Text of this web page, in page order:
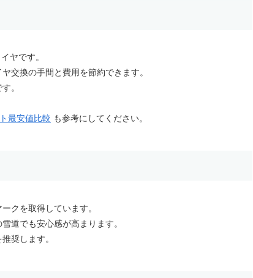
ヤです。
交換の手間と費用を節約できます。
。
最安値比較 も参考にしてください。
クを取得しています。
道でも安心感が高まります。
奨します。